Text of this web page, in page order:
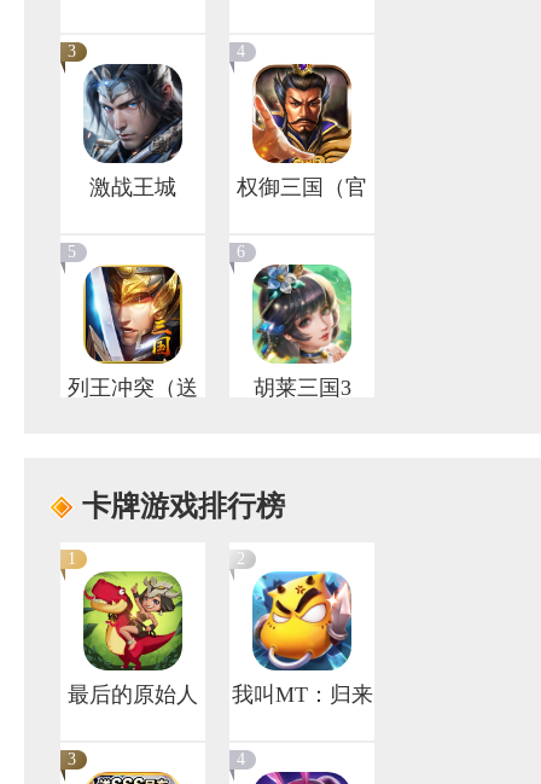
3
激战王城
4
权御三国（官
5
列王冲突（送
6
胡莱三国3
卡牌游戏排行榜
1
最后的原始人
2
我叫MT：归来
3 4